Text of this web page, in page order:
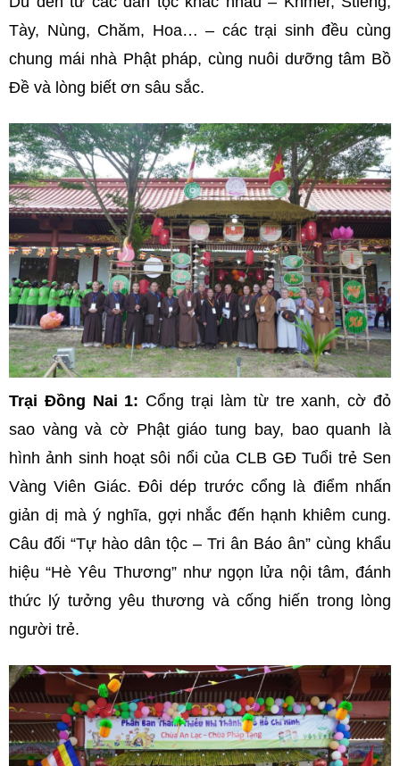
Tày, Nùng, Chăm, Hoa… – các trại sinh đều cùng
chung mái nhà Phật pháp, cùng nuôi dưỡng tâm Bồ
Đề và lòng biết ơn sâu sắc.
Trại Đồng Nai 1: Cổng trại làm từ tre xanh, cờ đỏ
sao vàng và cờ Phật giáo tung bay, bao quanh là
hình ảnh sinh hoạt sôi nổi của CLB GĐ Tuổi trẻ Sen
Vàng Viên Giác. Đôi dép trước cổng là điểm nhấn
giản dị mà ý nghĩa, gợi nhắc đến hạnh khiêm cung.
Câu đối “Tự hào dân tộc – Tri ân Báo ân” cùng khẩu
hiệu “Hè Yêu Thương” như ngọn lửa nội tâm, đánh
thức lý tưởng yêu thương và cống hiến trong lòng
người trẻ.